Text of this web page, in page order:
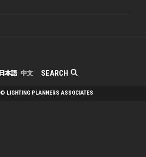
SEARCH
日本語 中文
LIGHTING PLANNERS ASSOCIATES